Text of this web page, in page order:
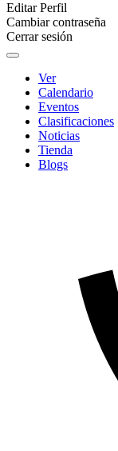
Editar Perfil
Cambiar contraseña
Cerrar sesión
Ver
Calendario
Eventos
Clasificaciones
Noticias
Tienda
Blogs